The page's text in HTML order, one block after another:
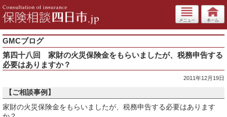
GMCブログ
第四十八回 家財の火災保険金をもらいましたが、税務申告する
必要はありますか？
2011年12月19日
【ご相談事例】
家財の火災保険金をもらいましたが、税務申告する必要はあります